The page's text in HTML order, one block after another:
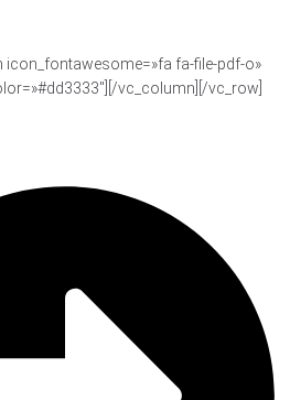
icon_fontawesome=»fa fa-file-pdf-o»
vc_column][/vc_row]